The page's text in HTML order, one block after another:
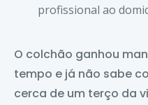
O colchão ganhou
tempo e já não sabe
cerca de um terço da